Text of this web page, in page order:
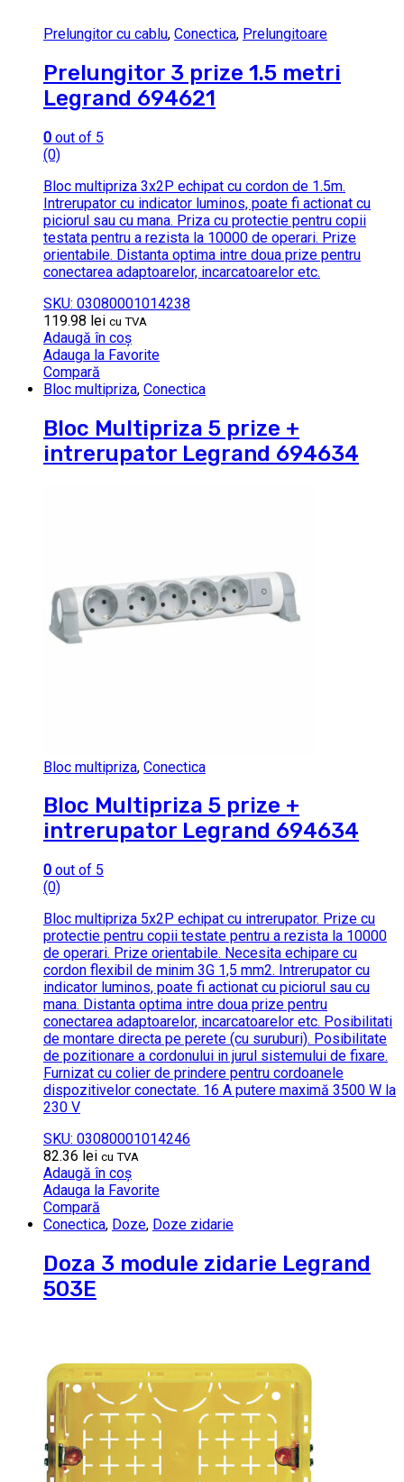
Prelungitor cu cablu, Conectica, Prelungitoare
Prelungitor 3 prize 1.5 metri
Legrand 694621
0 out of 5
(0)
Bloc multipriza 3x2P echipat cu cordon de 1.5m.
Intrerupator cu indicator luminos, poate fi actionat cu
piciorul sau cu mana. Priza cu protectie pentru copii
testata pentru a rezista la 10000 de operari. Prize
orientabile. Distanta optima intre doua prize pentru
conectarea adaptoarelor, incarcatoarelor etc.
SKU: 03080001014238
119.98 lei cu TVA
Adaugă în coș
Adauga la Favorite
Compară
Bloc multipriza, Conectica
Bloc Multipriza 5 prize +
intrerupator Legrand 694634
Bloc multipriza, Conectica
Bloc Multipriza 5 prize +
intrerupator Legrand 694634
0 out of 5
(0)
Bloc multipriza 5x2P echipat cu intrerupator. Prize cu
protectie pentru copii testate pentru a rezista la 10000
de operari. Prize orientabile. Necesita echipare cu
cordon flexibil de minim 3G 1,5 mm2. Intrerupator cu
indicator luminos, poate fi actionat cu piciorul sau cu
mana. Distanta optima intre doua prize pentru
conectarea adaptoarelor, incarcatoarelor etc. Posibilitati
de montare directa pe perete (cu suruburi). Posibilitate
de pozitionare a cordonului in jurul sistemului de fixare.
Furnizat cu colier de prindere pentru cordoanele
dispozitivelor conectate. 16 A putere maximă 3500 W la
230 V
SKU: 03080001014246
82.36 lei cu TVA
Adaugă în coș
Adauga la Favorite
Compară
Conectica, Doze, Doze zidarie
Doza 3 module zidarie Legrand
503E